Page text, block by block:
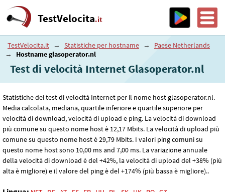
TestVelocita.it
TestVelocita.it → Statistiche per hostname →
Paese Netherlands
→
Hostname glasoperator.nl
Test di velocità Internet Glasoperator.nl
Statistiche dei test di velocità Internet per il nome host glasoperator.nl.
Media calcolata, mediana, quartile inferiore e quartile superiore per
velocità di download, velocità di upload e ping. La velocità di download
più comune su questo nome host è 12,17 Mbits. La velocità di upload più
comune su questo nome host è 29,79 Mbits. I valori ping comuni su
questo nome host sono 10,00 ms and 7,00 ms. La variazione annuale
della velocità di download è del +42%, la velocità di upload del +38% (più
alta è migliore) e il valore del ping è del +174% (più bassa è migliore)..